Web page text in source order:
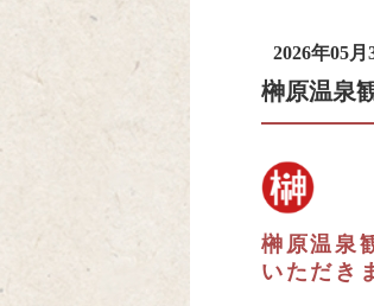
2026年05月
榊原温泉
榊原温泉
いただき